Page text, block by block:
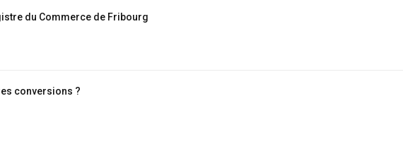
du Commerce de Fribourg
conversions ?